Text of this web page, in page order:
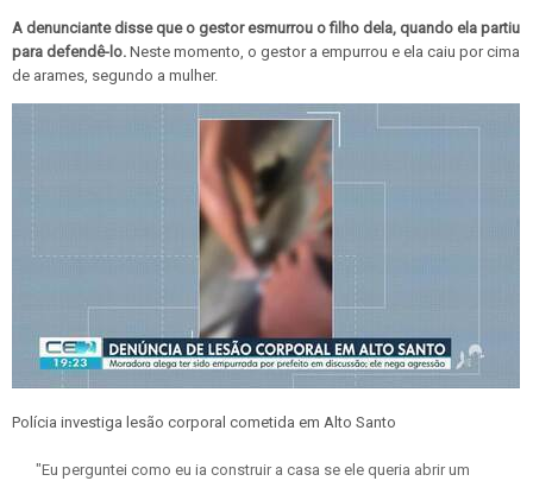
A denunciante disse que o gestor esmurrou o filho dela, quando ela partiu
para defendê-lo. Neste momento, o gestor a empurrou e ela caiu por cima
de arames, segundo a mulher.
Polícia investiga lesão corporal cometida em Alto Santo
"Eu perguntei como eu ia construir a casa se ele queria abrir um